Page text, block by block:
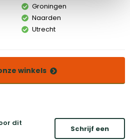
Groningen
Naarden
Utrecht
winkels
dit
Schrijf een